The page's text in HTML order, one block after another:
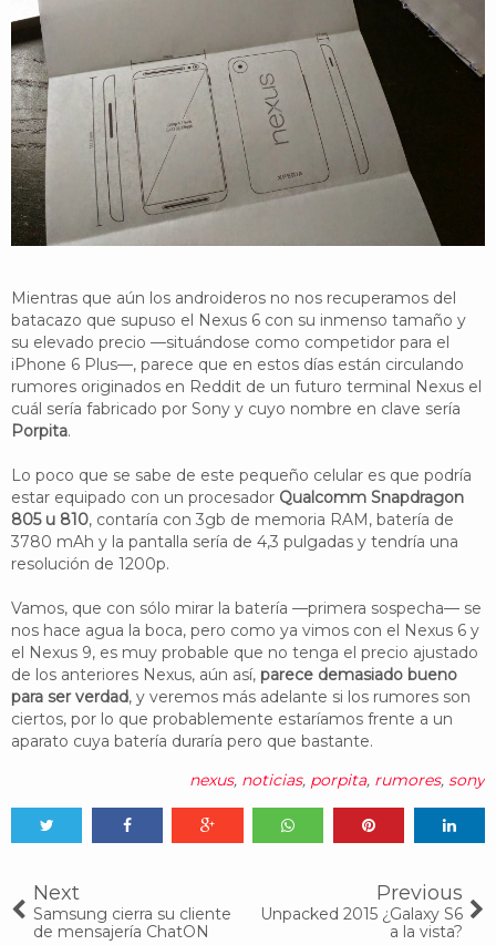
Mientras que aún los androideros no nos recuperamos del
batacazo que supuso el Nexus 6 con su inmenso tamaño y
su elevado precio —situándose como competidor para el
iPhone 6 Plus—, parece que en estos días están circulando
rumores originados en Reddit de un futuro terminal Nexus el
cuál sería fabricado por Sony y cuyo nombre en clave sería
Porpita.
Lo poco que se sabe de este pequeño celular es que podría
estar equipado con un procesador Qualcomm Snapdragon
805 u 810, contaría con 3gb de memoria RAM, batería de
3780 mAh y la pantalla sería de 4,3 pulgadas y tendría una
resolución de 1200p.
Vamos, que con sólo mirar la batería —primera sospecha— se
nos hace agua la boca, pero como ya vimos con el Nexus 6 y
el Nexus 9, es muy probable que no tenga el precio ajustado
de los anteriores Nexus, aún así, parece demasiado bueno
para ser verdad, y veremos más adelante si los rumores son
ciertos, por lo que probablemente estaríamos frente a un
aparato cuya batería duraría pero que bastante.
nexus, noticias, porpita, rumores, sony
Next
Samsung cierra su cliente
de mensajería ChatON
Previous
Unpacked 2015 ¿Galaxy S6
a la vista?
YouTube
Twitter
Foro